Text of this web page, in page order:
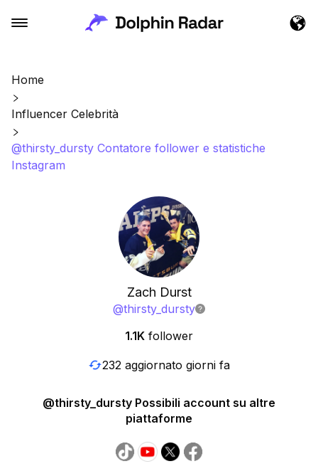
Home
Influencer Celebrità
@thirsty_dursty Contatore follower e statistiche
Instagram
Zach Durst
@thirsty_dursty
1.1K follower
232 aggiornato giorni fa
@thirsty_dursty Possibili account su altre
piattaforme